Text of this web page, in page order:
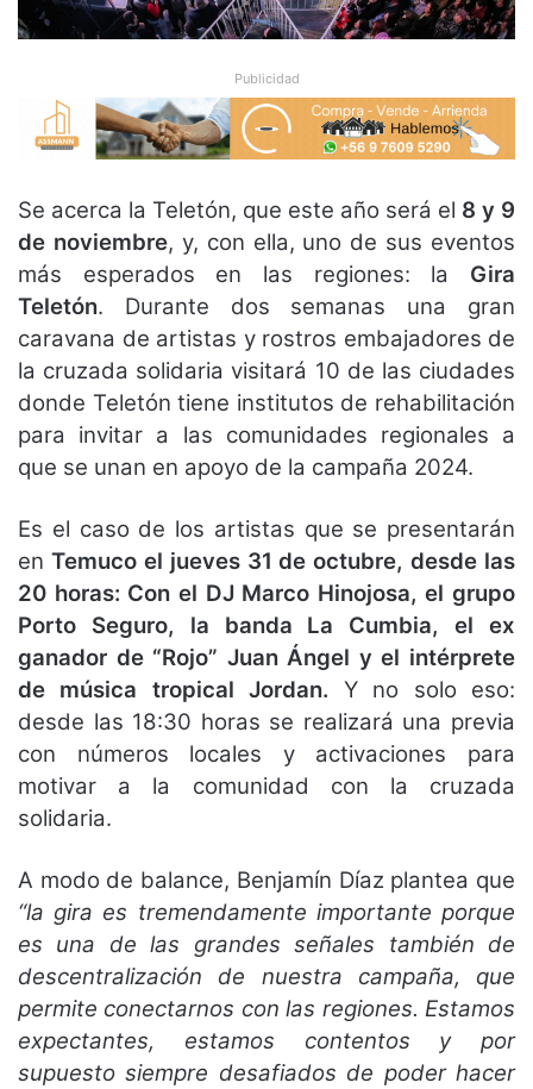
Publicidad
Se acerca la Teletón, que este año será el 8 y 9
de noviembre, y, con ella, uno de sus eventos
más esperados en las regiones: la Gira
Teletón. Durante dos semanas una gran
caravana de artistas y rostros embajadores de
la cruzada solidaria visitará 10 de las ciudades
donde Teletón tiene institutos de rehabilitación
para invitar a las comunidades regionales a
que se unan en apoyo de la campaña 2024.
Es el caso de los artistas que se presentarán
en Temuco el jueves 31 de octubre, desde las
20 horas: Con el DJ Marco Hinojosa, el grupo
Porto Seguro, la banda La Cumbia, el ex
ganador de “Rojo” Juan Ángel y el intérprete
de música tropical Jordan. Y no solo eso:
desde las 18:30 horas se realizará una previa
con números locales y activaciones para
motivar a la comunidad con la cruzada
solidaria.
A modo de balance, Benjamín Díaz plantea que
“la gira es tremendamente importante porque
es una de las grandes señales también de
descentralización de nuestra campaña, que
permite conectarnos con las regiones. Estamos
expectantes, estamos contentos y por
supuesto siempre desafiados de poder hacer